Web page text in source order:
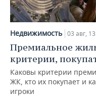
КИБЕРСПОРТ
ФИГУРНОЕ КАТАНИЕ
ВОДНЫЕ ВИДЫ
ХОККЕЙ С МЯЧОМ
КУЛЬТУРА
МЕДИЦИНА
ОБРАЗОВАНИЕ
ПРОИСШЕСТВИЯ
СПИСОК КОМПАНИЙ
Недвижимость 03 авг,
Премиальное
критерии,
Каковы критерии
ЖК, кто их покупает и
игроки